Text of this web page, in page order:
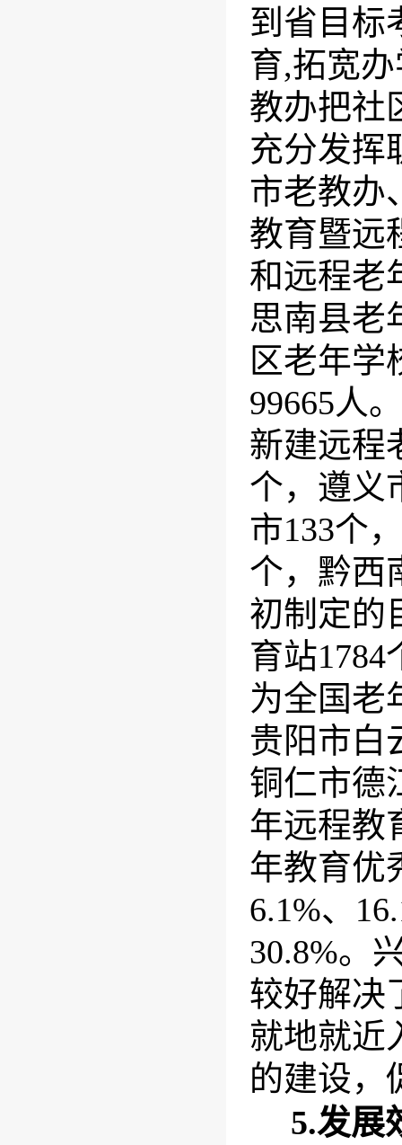
到省目标
育,拓宽
教办把社
充分发挥
市老教办
教育暨远
和远程老
思南县老
区老年学
99665人
新建远程
个，遵义
市133个
个，黔西
初制定的
育站1784
为全国老
贵阳市白
铜仁市德
年远程教
年教育优
6.1%、
30.8%。
较好解决
就地就近
的建设，
5.发展